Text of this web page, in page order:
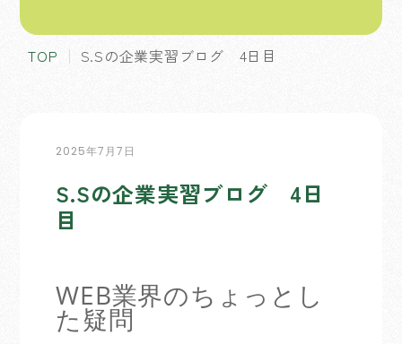
TOP S.Sの企業実習ブログ 4日目
2025年7月7日
S.Sの企業実習ブログ 4日
目
WEB業界のちょっとし
た疑問